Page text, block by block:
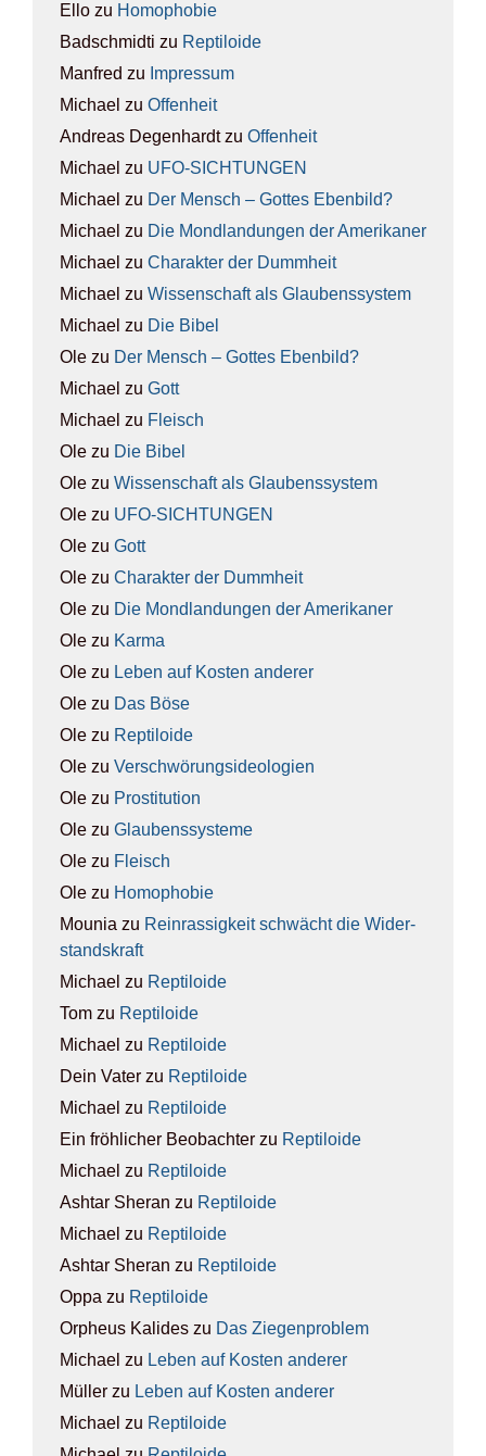
Ello zu Homo­pho­bie
Badschmidti zu Rep­ti­lo­ide
Manfred zu Impres­sum
Michael zu Offen­heit
Andreas Degenhardtzu Offen­heit
Michael zu UFO-SICH­TUN­GEN
Michael zu Der Mensch – Got­tes Eben­bild?
Michael zu Die Mond­lan­dun­gen der Ame­ri­ka­ner
Michael zu Cha­rak­ter der Dumm­heit
Michael zu Wis­sen­schaft als Glau­bens­sys­tem
Michael zu Die Bibel
Ole zu Der Mensch – Got­tes Eben­bild?
Michael zu Gott
Michael zu Fleisch
Ole zu Die Bibel
Ole zu Wis­sen­schaft als Glau­bens­sys­tem
Ole zu UFO-SICH­TUN­GEN
Ole zu Gott
Ole zu Cha­rak­ter der Dumm­heit
Ole zu Die Mond­lan­dun­gen der Ame­ri­ka­ner
Ole zu Kar­ma
Ole zu Leben auf Kos­ten ande­rer
Ole zu Das Böse
Ole zu Rep­ti­lo­ide
Ole zu Ver­schwö­rungs­ideo­lo­gien
Ole zu Pro­sti­tu­ti­on
Ole zu Glau­bens­sys­te­me
Ole zu Fleisch
Ole zu Homo­pho­bie
Mounia zu Rein­ras­sig­keit schwächt die Wider­
stands­kraft
Michael zu Rep­ti­lo­ide
Tom zu Rep­ti­lo­ide
Michael zu Rep­ti­lo­ide
Dein Vater zu Rep­ti­lo­ide
Michael zu Rep­ti­lo­ide
Ein fröhlicher Beobachter zu Rep­ti­lo­ide
Michael zu Rep­ti­lo­ide
Ashtar Sheran zu Rep­ti­lo­ide
Michael zu Rep­ti­lo­ide
Ashtar Sheran zu Rep­ti­lo­ide
Oppa zu Rep­ti­lo­ide
Orpheus Kalides zu Das Zie­gen­pro­blem
Michael zu Leben auf Kos­ten ande­rer
Müller zu Leben auf Kos­ten ande­rer
Michael zu Rep­ti­lo­ide